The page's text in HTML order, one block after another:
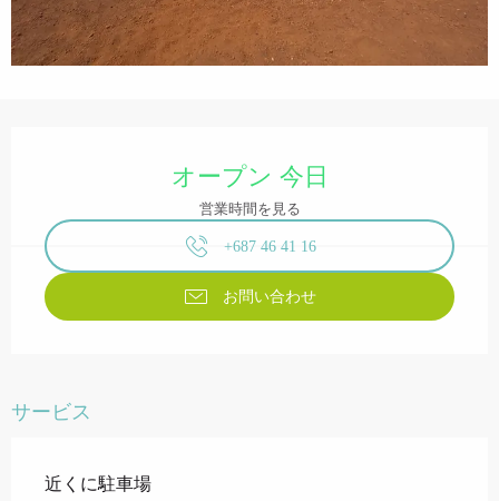
オープン 今日
営業時間を見る
+687 46 41 16
お問い合わせ
サービス
近くに駐車場